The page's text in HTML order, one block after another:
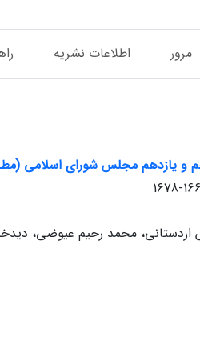
مرور اطلاعات نشریه
و یازدهم مجلس شورای اسلامی
1660-
اردستانی، محمد رحیم عیوضی،